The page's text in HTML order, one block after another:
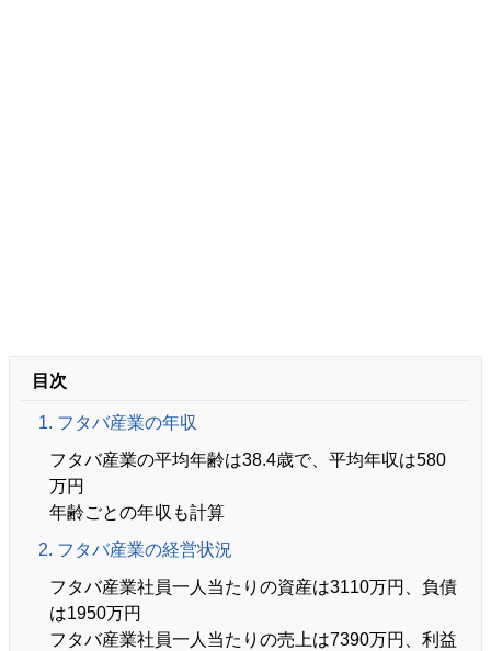
目次
1. フタバ産業の年収
フタバ産業の平均年齢は38.4歳で、平均年収は580
万円
年齢ごとの年収も計算
2. フタバ産業の経営状況
フタバ産業社員一人当たりの資産は3110万円、負債
は1950万円
フタバ産業社員一人当たりの売上は7390万円、利益